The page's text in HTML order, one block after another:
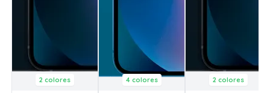
2 colores 4 colores 2 colores